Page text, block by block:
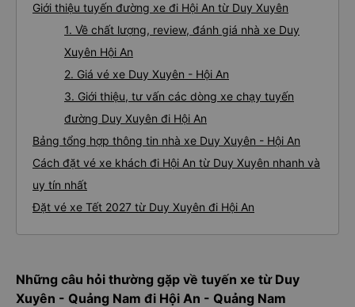
Giới thiệu tuyến đường xe đi Hội An từ Duy Xuyên
1. Về chất lượng, review, đánh giá nhà xe Duy
Xuyên Hội An
2. Giá vé xe Duy Xuyên - Hội An
3. Giới thiệu, tư vấn các dòng xe chạy tuyến
đường Duy Xuyên đi Hội An
Bảng tổng hợp thông tin nhà xe Duy Xuyên - Hội An
Cách đặt vé xe khách đi Hội An từ Duy Xuyên nhanh và
uy tín nhất
Đặt vé xe Tết 2027 từ Duy Xuyên đi Hội An
Những câu hỏi thường gặp về tuyến xe từ Duy
Xuyên - Quảng Nam đi Hội An - Quảng Nam